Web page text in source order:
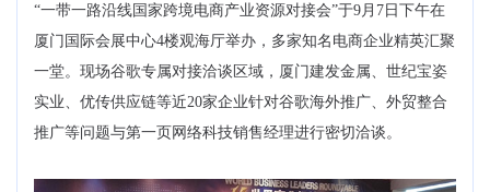
“一带一路沿线国家跨境电商产业资源对接会”于9月7日下午在
厦门国际会展中心4楼观海厅举办，多家知名电商企业精英汇聚
一堂。现场谷歌专属对接洽谈区域，厦门建发金属、世纪宝姿
实业、优传供应链等近20家企业针对谷歌海外推广、外贸整合
推广等问题与第一页网络科技销售经理进行密切洽谈。